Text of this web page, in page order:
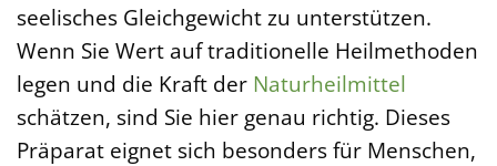
seelisches Gleichgewicht zu unterstützen.
Wenn Sie Wert auf traditionelle Heilmethoden
legen und die Kraft der Naturheilmittel
schätzen, sind Sie hier genau richtig. Dieses
Präparat eignet sich besonders für Menschen,